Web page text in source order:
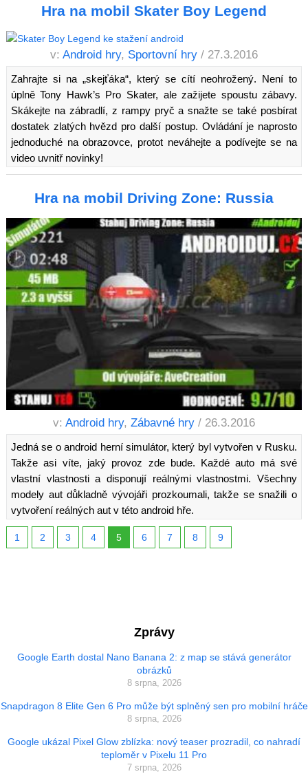
Hra na mobil Skater Boy Legend
v: Android hry, Sportovní hry / 27.3.2016
Zahrajte si na „skejťáka“, který se cítí neohrožený. Není to
úplně Tony Hawk’s Pro Skater, ale zažijete spoustu zábavy.
Skákejte na zábradlí, z rampy pryč a snažte se také posbírat
dostatek zlatých hvězd pro další postup. Ovládání je naprosto
jednoduché na obrazovce, protot neváhejte a podívejte se na
video uvnitř novinky!
Hra na mobil Driving Zone: Russia
v: Android hry, Zábavné hry / 26.3.2016
Jedná se o android herní simulátor, který byl vytvořen v Rusku.
Takže asi víte, jaký provoz zde bude. Každé auto má své
vlastní vlastnosti a disponují reálnými vlastnostmi. Všechny
modely aut důkladně vývojáři prozkoumali, takže se snažili o
vytvoření reálných aut v této android hře.
1 2 3 4 5 6 7 8 9
Zprávy
Google Earth dostal Nano Banana 2: z map se stává generátor
obrázků
8 srpna, 2026
Snapdragon 8 Elite Gen 6 Pro může být splněný sen pro mobilní hráče
8 srpna, 2026
Google ukázal Pixel Glow zblízka: nový teaser prozradil, co nahradí
teploměr v Pixelu 11 Pro
7 srpna, 2026